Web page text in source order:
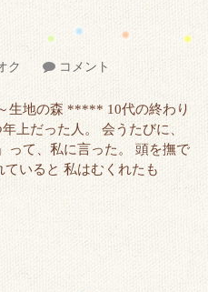
ク コメント
生地の森 ***** 10代の終わり
上だった人。 会うたびに、
って、私に言った。 頭を撫で
いると 私はむくれたも